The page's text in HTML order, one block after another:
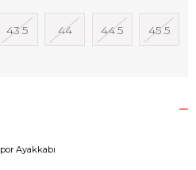
43.5 44 44.5 45.5
Ayakkabı